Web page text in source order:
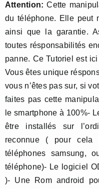
Attention: Cette
du téléphone. Elle peut
ainsi que la garantie.
toutes résponsabilités
panne. Ce Tutoriel est
Vous êtes unique
vous n’êtes pas sur, si
faites pas cette
le smartphone à 100%-
être installés sur
reconnue ( pour
téléphones samsung,
téléphone)- Le logiciel
)- Une Rom android